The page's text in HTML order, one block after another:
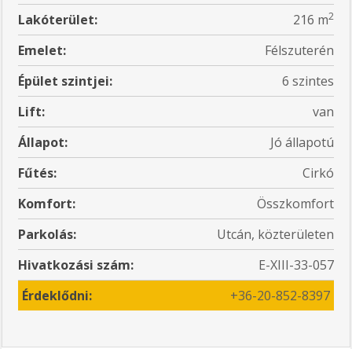
Lakóterület:
216 m2
Emelet:
Félszuterén
Épület szintjei:
6 szintes
Lift:
van
Állapot:
Jó állapotú
Fűtés:
Cirkó
Komfort:
Összkomfort
Parkolás:
Utcán, közterületen
Hivatkozási szám:
E-XIII-33-057
Érdeklődni:
+36-20-852-8397